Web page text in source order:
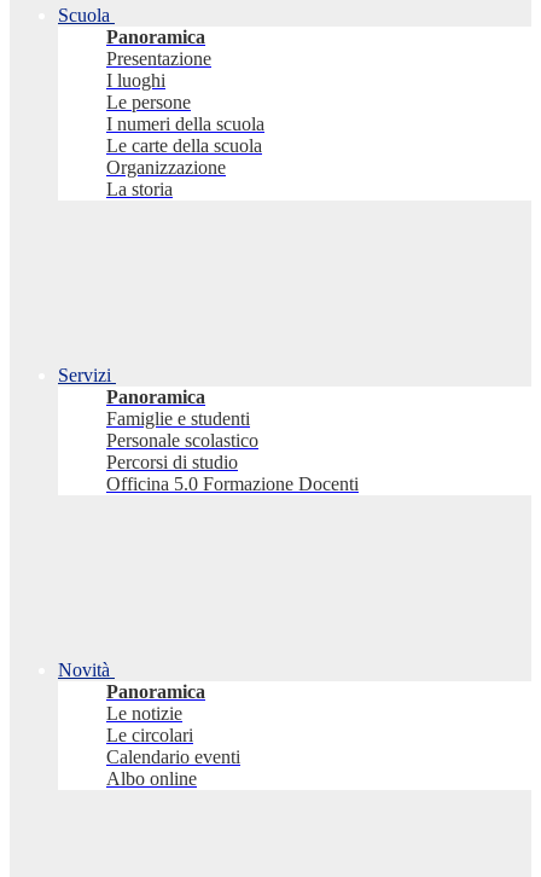
Scuola
Panoramica
Presentazione
I luoghi
Le persone
I numeri della scuola
Le carte della scuola
Organizzazione
La storia
Servizi
Panoramica
Famiglie e studenti
Personale scolastico
Percorsi di studio
Officina 5.0 Formazione Docenti
Novità
Panoramica
Le notizie
Le circolari
Calendario eventi
Albo online